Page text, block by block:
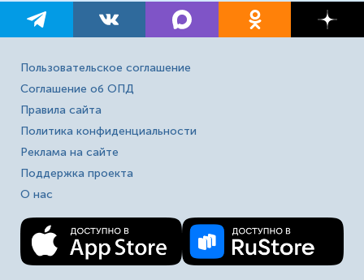
Пользовательское соглашение
Соглашение об ОПД
Правила сайта
Политика конфиденциальности
Реклама на сайте
Поддержка проекта
О нас